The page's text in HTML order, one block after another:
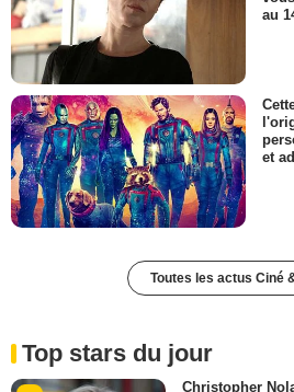
au
et
Toutes les actus Ciné
Top stars du jour
Christopher